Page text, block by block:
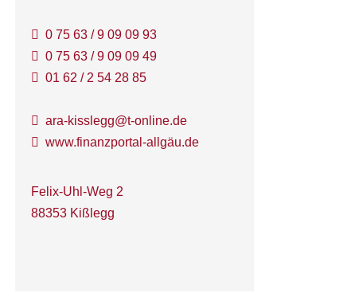
0 75 63 / 9 09 09 93
0 75 63 / 9 09 09 49
01 62 / 2 54 28 85
ara-kisslegg@t-online.de
www.finanzportal-allgäu.de
Felix-Uhl-Weg 2
88353 Kißlegg